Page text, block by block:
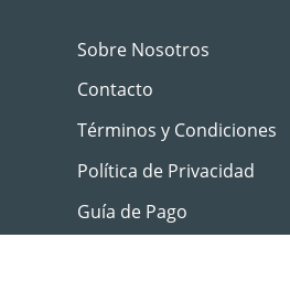
Sobre Nosotros
Contacto
Términos y Condiciones
Política de Privacidad
Guía de Pago